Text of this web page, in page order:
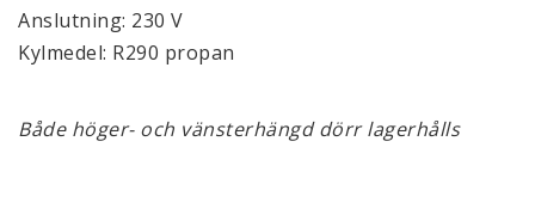
Anslutning: 230 V
Kylmedel: R290 propan
Både höger- och vänsterhängd dörr lagerhålls